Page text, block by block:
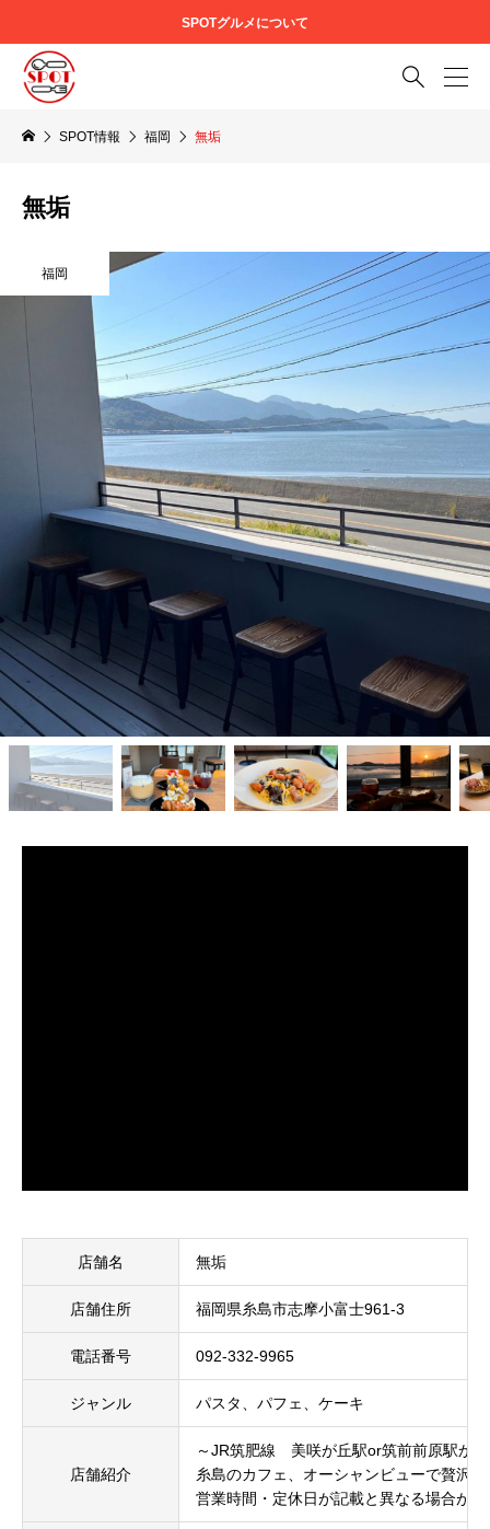
SPOTグルメについて

SPOT情報 福岡 無垢
無垢
福岡
店舗名 無垢
店舗住所 福岡県糸島市志摩小富士961-3
電話番号 092-332-9965
ジャンル パスタ、パフェ、ケーキ
店舗紹介
～JR筑肥線 美咲が丘駅or筑前前原駅か
糸島のカフェ、オーシャンビューで贅沢
営業時間・定休日が記載と異なる場合が